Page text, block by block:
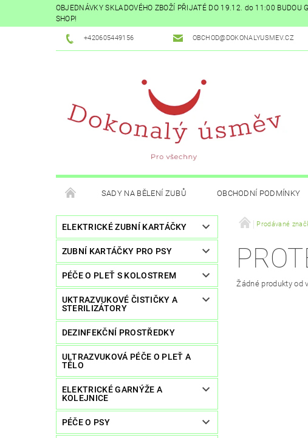
OBJEDNÁVKY SKLADOVÉHO ZBOŽÍ PŘIJATÉ DO 19.12. do 11:00 BUDOU
SHOP!
+420605449156 OBCHOD@DOKONALYUSMEV.CZ
SADY NA BĚLENÍ ZUBŮ OBCHODNÍ PODMÍNKY
ELEKTRICKÉ ZUBNÍ KARTÁČKY
ZUBNÍ KARTÁČKY PRO PSY
PÉČE O PLEŤ S KOLOSTREM
UKTRAZVUKOVÉ ČISTIČKY A
STERILIZÁTORY
DEZINFEKČNÍ PROSTŘEDKY
ULTRAZVUKOVÁ PÉČE O PLEŤ A
TĚLO
ELEKTRICKÉ GARNÝŽE A
KOLEJNICE
PÉČE O PSY
Prodávané
Žádné produkty od